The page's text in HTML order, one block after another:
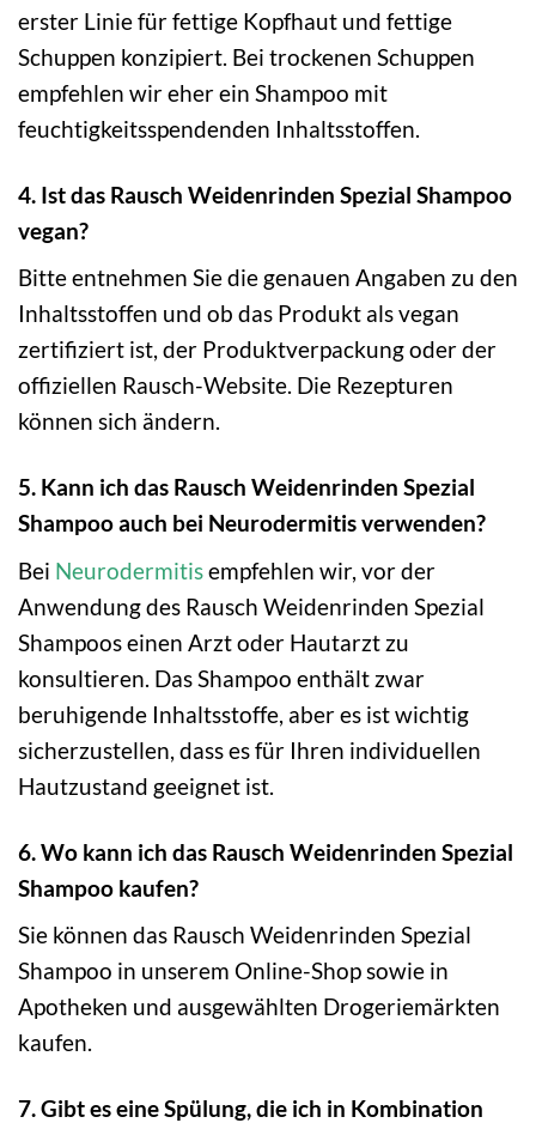
erster Linie für fettige Kopfhaut und fettige
Schuppen konzipiert. Bei trockenen Schuppen
empfehlen wir eher ein Shampoo mit
feuchtigkeitsspendenden Inhaltsstoffen.
4. Ist das Rausch Weidenrinden Spezial Shampoo
vegan?
Bitte entnehmen Sie die genauen Angaben zu den
Inhaltsstoffen und ob das Produkt als vegan
zertifiziert ist, der Produktverpackung oder der
offiziellen Rausch-Website. Die Rezepturen
können sich ändern.
5. Kann ich das Rausch Weidenrinden Spezial
Shampoo auch bei Neurodermitis verwenden?
Bei Neurodermitisempfehlen wir, vor der
Anwendung des Rausch Weidenrinden Spezial
Shampoos einen Arzt oder Hautarzt zu
konsultieren. Das Shampoo enthält zwar
beruhigende Inhaltsstoffe, aber es ist wichtig
sicherzustellen, dass es für Ihren individuellen
Hautzustand geeignet ist.
6. Wo kann ich das Rausch Weidenrinden Spezial
Shampoo kaufen?
Sie können das Rausch Weidenrinden Spezial
Shampoo in unserem Online-Shop sowie in
Apotheken und ausgewählten Drogeriemärkten
kaufen.
7. Gibt es eine Spülung, die ich in Kombination